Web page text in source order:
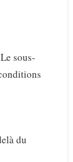
sous-
du